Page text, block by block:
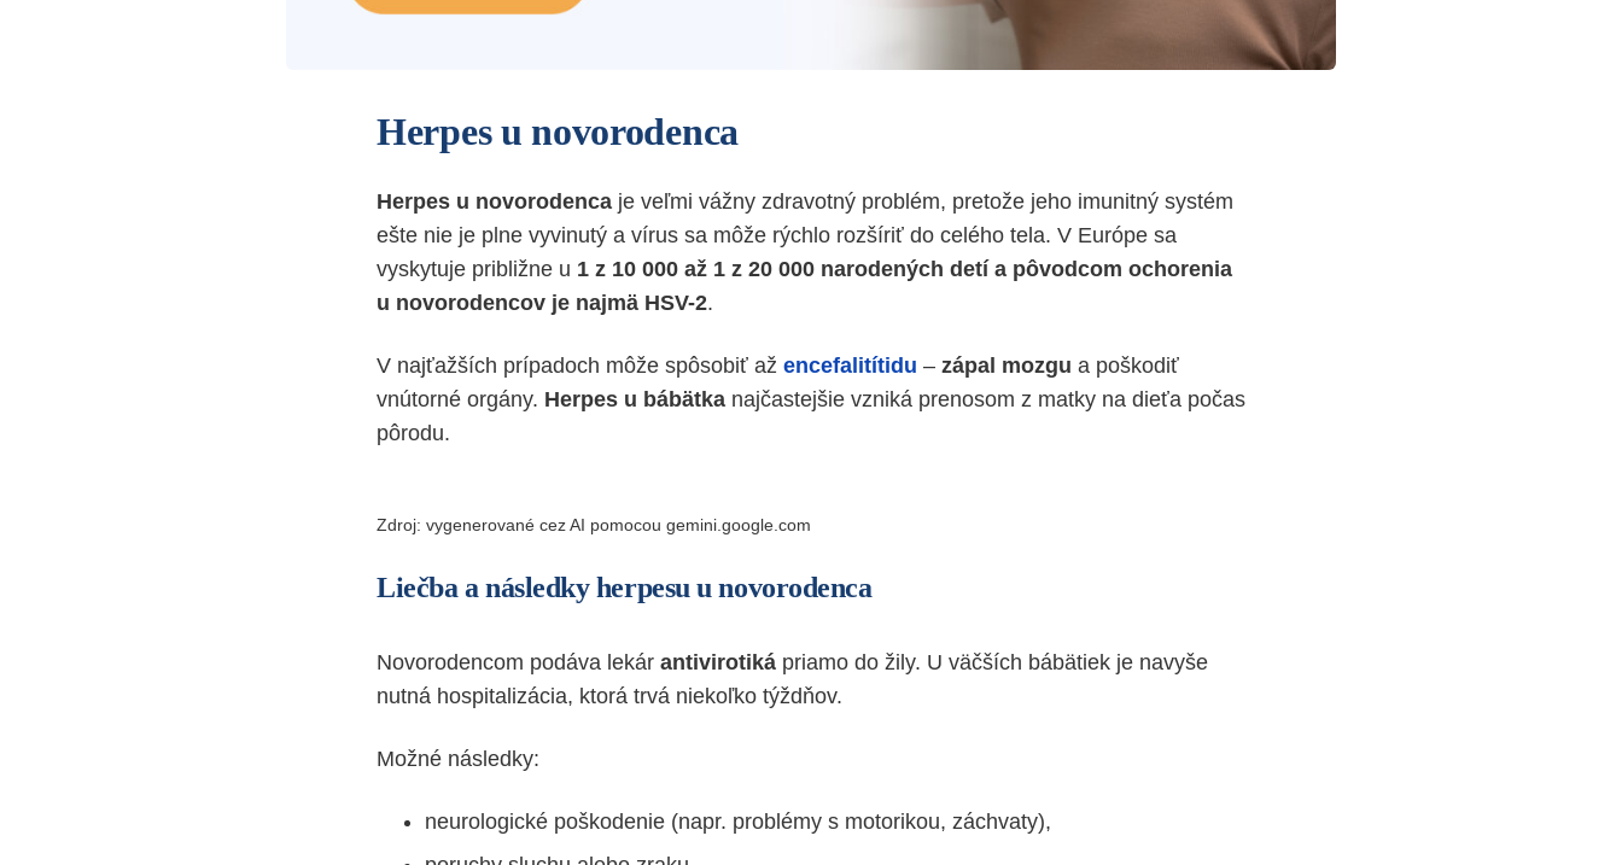
Herpes u novorodenca
Herpes u novorodenca je veľmi vážny zdravotný problém, pretože jeho imunitný systém
ešte nie je plne vyvinutý a vírus sa môže rýchlo rozšíriť do celého tela. V Európe sa
vyskytuje približne u 1 z 10 000 až 1 z 20 000 narodených detí a pôvodcom ochorenia
u novorodencov je najmä HSV-2.
V najťažších prípadoch môže spôsobiť až encefalitítidu – zápal mozgu a poškodiť
vnútorné orgány. Herpes u bábätka najčastejšie vzniká prenosom z matky na dieťa počas
pôrodu.
Zdroj: vygenerované cez AI pomocou gemini.google.com
Liečba a následky herpesu u novorodenca
Novorodencom podáva lekár antivirotiká priamo do žily. U väčších bábätiek je navyše
nutná hospitalizácia, ktorá trvá niekoľko týždňov.
Možné následky:
neurologické poškodenie (napr. problémy s motorikou, záchvaty),